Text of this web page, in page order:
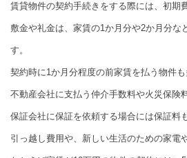
賃貸物件の契約手続きをする際には、初期
敷金や礼金は、家賃の1か月分や2か月分な
す。
契約時に1か月分程度の前家賃を払う物件も
不動産会社に支払う仲介手数料や火災保険
保証会社に保証を依頼する場合には保証料
引っ越し費用や、新しい生活のための家電